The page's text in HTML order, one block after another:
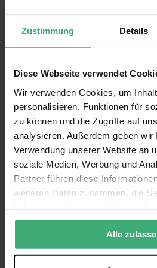
Zustimmung Details
Diese Webseite verwendet
Wir verwenden Cookies, um
personalisieren, Funktionen für
zu können und die Zugriffe auf
analysieren. Außerdem geben
Verwendung unserer Website an
soziale Medien, Werbung und
Partner führen diese
weiteren Daten zusammen, die
gesammelt haben.
Alle
Allgemeine Eigenschaften
Display
LCD
Inklusive Flüssigkeit
Ja
Inklusive Flüssigkeit
Inhalt
5 liter
Weitere Eigenschaften
Blaze
Artikel, die im Bundle